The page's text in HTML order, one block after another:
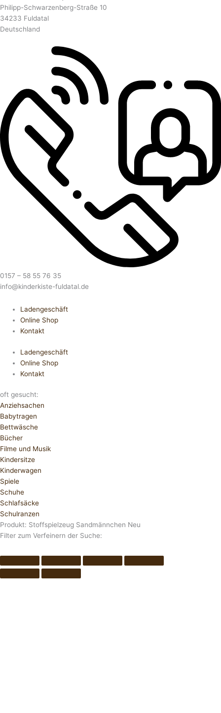
Philipp-Schwarzenberg-Straße 10
34233 Fuldatal
Deutschland
0157 – 58 55 76 35
info@kinderkiste-fuldatal.de
Ladengeschäft
Online Shop
Kontakt
Ladengeschäft
Online Shop
Kontakt
oft gesucht:
Anziehsachen
Babytragen
Bettwäsche
Bücher
Filme und Musik
Kindersitze
Kinderwagen
Spiele
Schuhe
Schlafsäcke
Schulranzen
Produkt: Stoffspielzeug Sandmännchen Neu
Filter zum Verfeinern der Suche: